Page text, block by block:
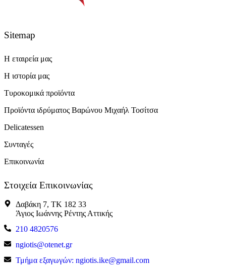
Sitemap
Η εταιρεία μας
Η ιστορία μας
Τυροκομικά προϊόντα
Προϊόντα ιδρύματος Βαρώνου Μιχαήλ Τοσίτσα
Delicatessen
Συνταγές
Επικοινωνία
Στοιχεία Επικοινωνίας
Δαβάκη 7, ΤΚ 182 33
Άγιος Ιωάννης Ρέντης Αττικής
210 4820576
ngiotis@otenet.gr
Τμήμα εξαγωγών: ngiotis.ike@gmail.com